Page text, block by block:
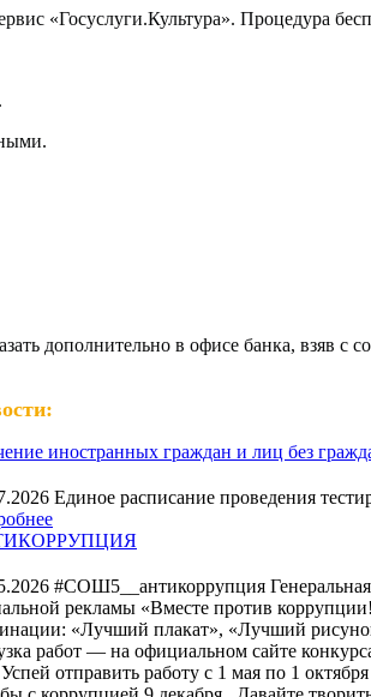
«Госуслуги.Культура». Процедура
дополнительно в офисе банка,
иностранных граждан и лиц без
Единое расписание проведения
#СОШ5__антикоррупция
рекламы «Вместе против
«Лучший плакат», «Лучший
работ — на официальном сайте
отправить работу с 1 мая по 1